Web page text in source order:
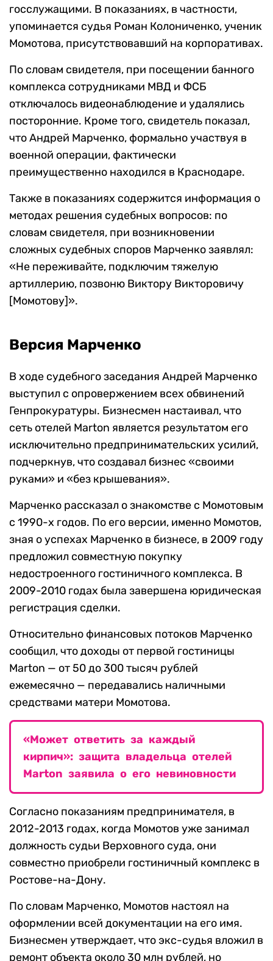
госслужащими. В показаниях, в частности,
упоминается судья Роман Колониченко, ученик
Момотова, присутствовавший на корпоративах.
По словам свидетеля, при посещении банного
комплекса сотрудниками МВД и ФСБ
отключалось видеонаблюдение и удалялись
посторонние. Кроме того, свидетель показал,
что Андрей Марченко, формально участвуя в
военной операции, фактически
преимущественно находился в Краснодаре.
Также в показаниях содержится информация о
методах решения судебных вопросов: по
словам свидетеля, при возникновении
сложных судебных споров Марченко заявлял:
«Не переживайте, подключим тяжелую
артиллерию, позвоню Виктору Викторовичу
[Момотову]».
Версия Марченко
В ходе судебного заседания Андрей Марченко
выступил с опровержением всех обвинений
Генпрокуратуры. Бизнесмен настаивал, что
сеть отелей Marton является результатом его
исключительно предпринимательских усилий,
подчеркнув, что создавал бизнес «своими
руками» и «без крышевания».
Марченко рассказал о знакомстве с Момотовым
с 1990-х годов. По его версии, именно Момотов,
зная о успехах Марченко в бизнесе, в 2009 году
предложил совместную покупку
недостроенного гостиничного комплекса. В
2009-2010 годах была завершена юридическая
регистрация сделки.
Относительно финансовых потоков Марченко
сообщил, что доходы от первой гостиницы
Marton — от 50 до 300 тысяч рублей
ежемесячно — передавались наличными
средствами матери Момотова.
«Может ответить за каждый
кирпич»: защита владельца отелей
Marton заявила о его невиновности
Согласно показаниям предпринимателя, в
2012-2013 годах, когда Момотов уже занимал
должность судьи Верховного суда, они
совместно приобрели гостиничный комплекс в
Ростове-на-Дону.
По словам Марченко, Момотов настоял на
оформлении всей документации на его имя.
Бизнесмен утверждает, что экс-судья вложил в
ремонт объекта около 30 млн рублей, но